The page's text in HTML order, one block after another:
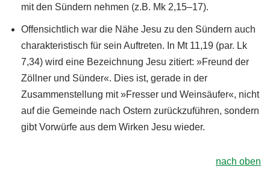
mit den Sündern nehmen (z.B. Mk 2,15–17).
Offensichtlich war die Nähe Jesu zu den Sündern auch
charakteristisch für sein Auftreten. In Mt 11,19 (par. Lk
7,34) wird eine Bezeichnung Jesu zitiert: »Freund der
Zöllner und Sünder«. Dies ist, gerade in der
Zusammenstellung mit »Fresser und Weinsäufer«, nicht
auf die Gemeinde nach Ostern zurückzuführen, sondern
gibt Vorwürfe aus dem Wirken Jesu wieder.
nach oben